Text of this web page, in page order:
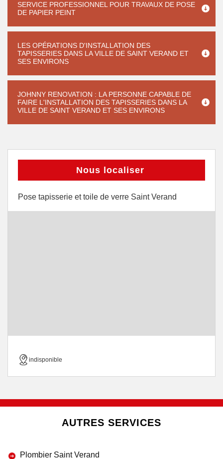
SERVICE PROFESSIONNEL POUR TRAVAUX DE POSE
DE PAPIER PEINT
LES OPÉRATIONS D'INSTALLATION DES
TAPISSERIES DANS LA VILLE DE SAINT VERAND ET
SES ENVIRONS
JOHNNY RENOVATION : LA PERSONNE CAPABLE DE
FAIRE L'INSTALLATION DES TAPISSERIES DANS LA
VILLE DE SAINT VERAND ET SES ENVIRONS
Nous localiser
Pose tapisserie et toile de verre Saint Verand
indisponible
AUTRES SERVICES
Plombier Saint Verand